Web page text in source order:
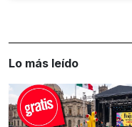
Lo más leído